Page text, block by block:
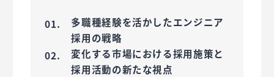
多職種経験を活かしたエンジニア
採用の戦略
変化する市場における採用施策と
採用活動の新たな視点